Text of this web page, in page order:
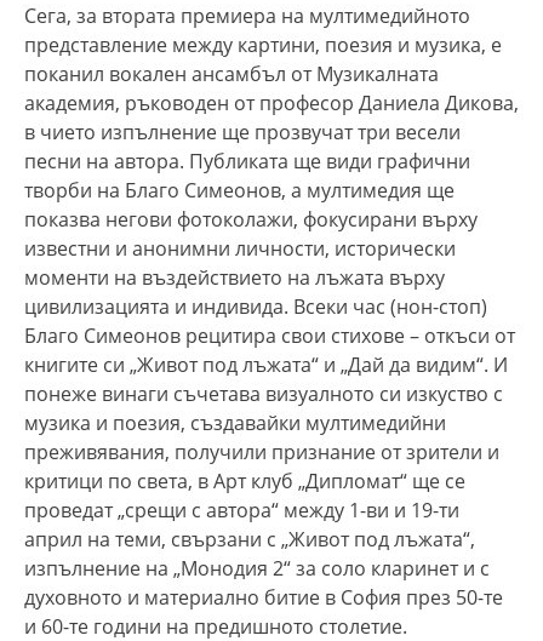
Сега, за втората премиера на мултимедийното
представление между картини, поезия и музика, е
поканил вокален ансамбъл от Музикалната
академия, ръководен от професор Даниела Дикова,
в чието изпълнение ще прозвучат три весели
песни на автора. Публиката ще види графични
творби на Благо Симеонов, а мултимедия ще
показва негови фотоколажи, фокусирани върху
известни и анонимни личности, исторически
моменти на въздействието на лъжата върху
цивилизацията и индивида. Всеки час (нон-стоп)
Благо Симеонов рецитира свои стихове – откъси от
книгите си „Живот под лъжата“ и „Дай да видим“. И
понеже винаги съчетава визуалното си изкуство с
музика и поезия, създавайки мултимедийни
преживявания, получили признание от зрители и
критици по света, в Арт клуб „Дипломат“ ще се
проведат „срещи с автора“ между 1-ви и 19-ти
април на теми, свързани с „Живот под лъжата“,
изпълнение на „Монодия 2“ за соло кларинет и с
духовното и материално битие в София през 50-те
и 60-те години на предишното столетие.